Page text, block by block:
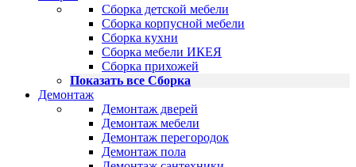
Сборка детской мебели
Сборка корпусной мебели
Сборка кухни
Сборка мебели ИКЕЯ
Сборка прихожей
Показать все Сборка
Демонтаж
Демонтаж дверей
Демонтаж мебели
Демонтаж перегородок
Демонтаж пола